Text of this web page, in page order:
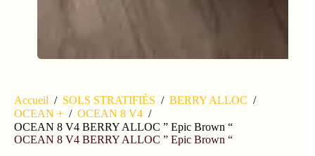
Accueil / SOLS STRATIFIÉS / BERRY ALLOC /
OCEAN + / OCEAN 8 V4 /
OCEAN 8 V4 BERRY ALLOC ” Epic Brown “
OCEAN 8 V4 BERRY ALLOC ” Epic Brown “